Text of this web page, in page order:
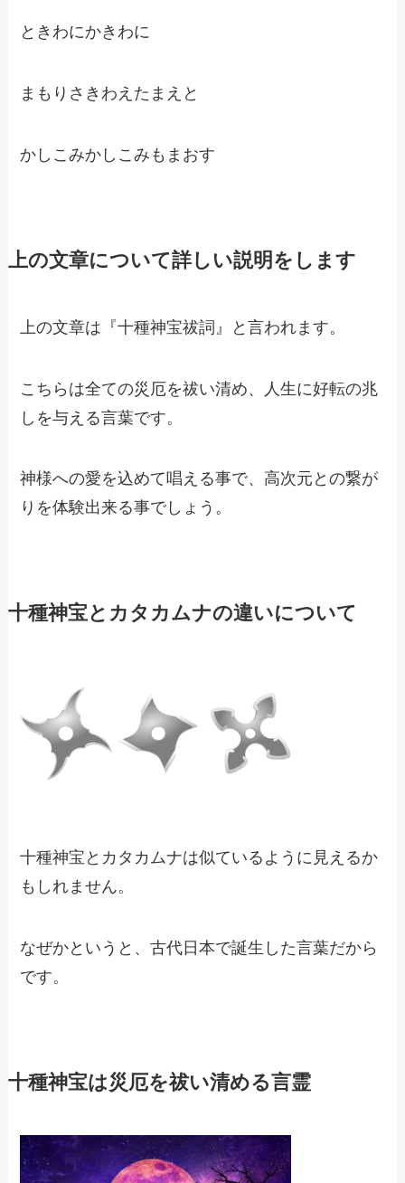
ときわにかきわに
まもりさきわえたまえと
かしこみかしこみもまおす
上の文章について詳しい説明をします
上の文章は『十種神宝祓詞』と言われます。
こちらは全ての災厄を祓い清め、人生に好転の兆
しを与える言葉です。
神様への愛を込めて唱える事で、高次元との繋が
りを体験出来る事でしょう。
十種神宝とカタカムナの違いについて
十種神宝とカタカムナは似ているように見えるか
もしれません。
なぜかというと、古代日本で誕生した言葉だから
です。
十種神宝は災厄を祓い清める言霊